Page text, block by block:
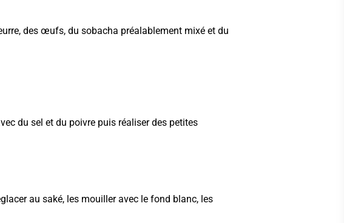
des œufs, du sobacha préalablement mixé et du
du sel et du poivre puis réaliser des petites
au saké, les mouiller avec le fond blanc, les